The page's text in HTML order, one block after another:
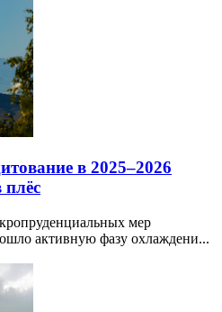
в 2025–2026
плёс
мер
активную фазу охлаждени...